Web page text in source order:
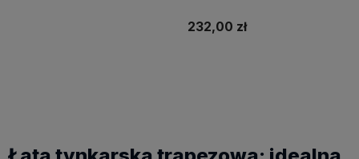
232,00 zł